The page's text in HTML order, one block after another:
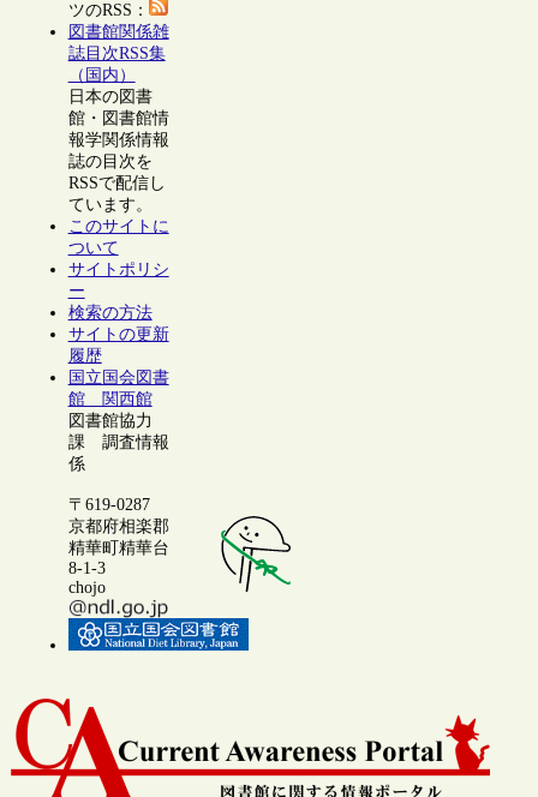
ツのRSS：
図書館関係雑
誌目次RSS集
（国内）
日本の図書
館・図書館情
報学関係情報
誌の目次を
RSSで配信し
ています。
このサイトに
ついて
サイトポリシ
ー
検索の方法
サイトの更新
履歴
国立国会図書
館 関西館
図書館協力
課 調査情報
係
〒619-0287
京都府相楽郡
精華町精華台
8-1-3
chojo